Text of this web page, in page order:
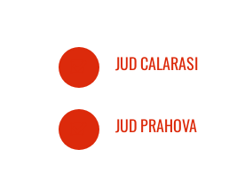
JUD CALARASI
JUD PRAHOVA